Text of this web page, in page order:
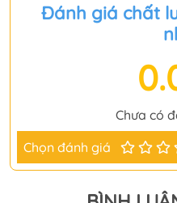
Đánh giá chất
Chưa có
Chọn đánh giá